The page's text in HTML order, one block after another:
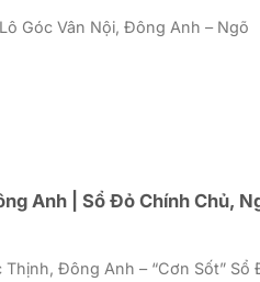
Góc Vân Nội, Đông Anh – Ngõ
Anh | Sổ Đỏ Chính Chủ,
Đông Anh – “Cơn Sốt” Sổ